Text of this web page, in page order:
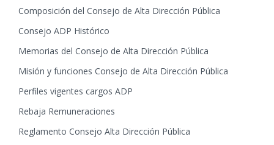
Composición del Consejo de Alta Dirección Pública
Consejo ADP Histórico
Memorias del Consejo de Alta Dirección Pública
Misión y funciones Consejo de Alta Dirección Pública
Perfiles vigentes cargos ADP
Rebaja Remuneraciones
Reglamento Consejo Alta Dirección Pública